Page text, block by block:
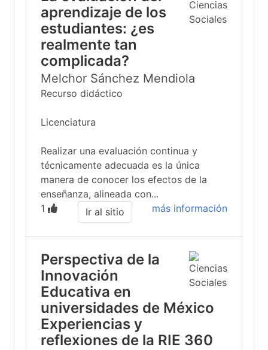
aprendizaje de los
estudiantes: ¿es
realmente tan
complicada?
Melchor Sánchez Mendiola
Recurso didáctico
Licenciatura
Realizar una evaluación continua y
técnicamente adecuada es la única
manera de conocer los efectos de la
enseñanza, alineada con...
1
más información
Ir al sitio
Perspectiva de la
Innovación
Educativa en
universidades de México
Experiencias y
reflexiones de la RIE 360